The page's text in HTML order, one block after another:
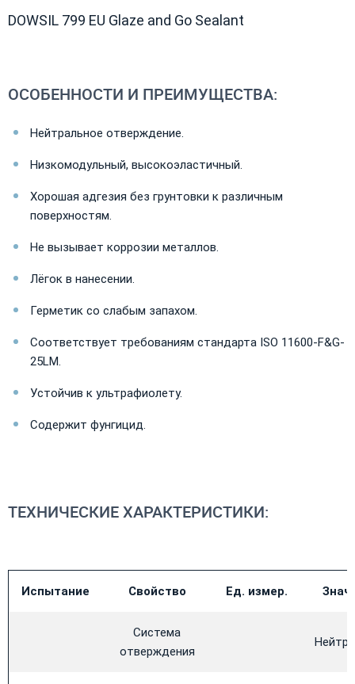
DOWSIL 799 EU Glaze and Go Sealant
ОСОБЕННОСТИ И ПРЕИМУЩЕСТВА:
Нейтральное отверждение.
Низкомодульный, высокоэластичный.
Хорошая адгезия без грунтовки к различным
поверхностям.
Не вызывает коррозии металлов.
Лёгок в нанесении.
Герметик со слабым запахом.
Соответствует требованиям стандарта ISO 11600-F&G-
25LM.
Устойчив к ультрафиолету.
Содержит фунгицид.
ТЕХНИЧЕСКИЕ ХАРАКТЕРИСТИКИ:
Испытание Свойство Ед. измер.
Система
отверждения